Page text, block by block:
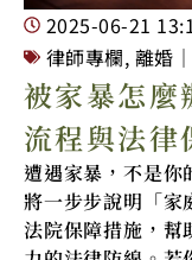
2025-06-21
律師專欄, 離婚
被家暴怎麼
流程與法律
遭遇家暴，不是你
將一步步說明「家
法院保障措施，幫